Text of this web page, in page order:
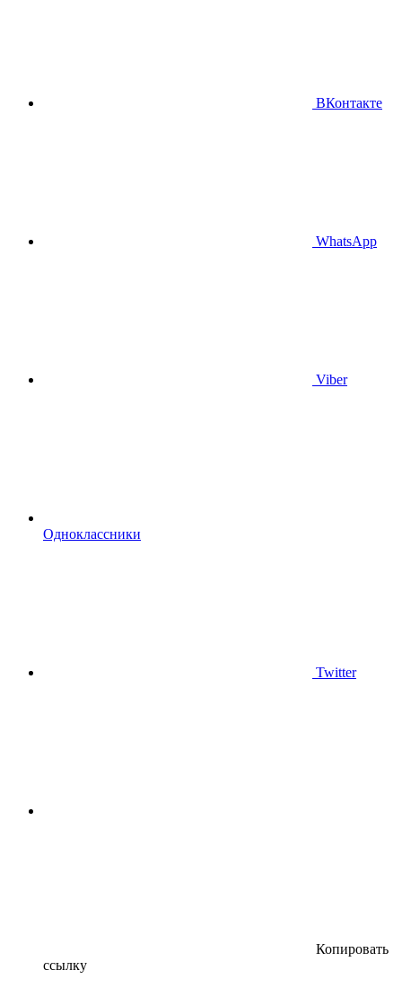
ВКонтакте
WhatsApp
Viber
Одноклассники
Twitter
Копировать
ссылку